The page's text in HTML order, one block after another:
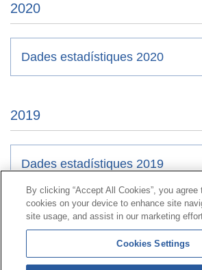
2020
Dades estadístiques 2020
2019
Dades estadístiques 2019
Contacte |Perfil del contractant|
Línia Universal 900 203 203|Zona
Prestacions Especials|Zona Privada
By clicking “Accept All Cookies”, you
cookies on your device to enhance site
site usage, and assist in our marketing
Cookies Settings